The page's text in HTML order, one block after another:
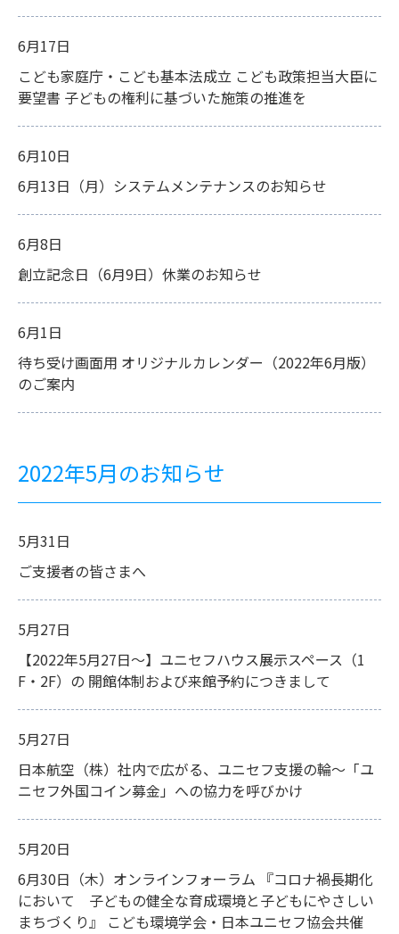
6月17日
こども家庭庁・こども基本法成立 こども政策担当大臣に
要望書 子どもの権利に基づいた施策の推進を
6月10日
6月13日（月）システムメンテナンスのお知らせ
6月8日
創立記念日（6月9日）休業のお知らせ
6月1日
待ち受け画面用 オリジナルカレンダー（2022年6月版）
のご案内
2022年5月のお知らせ
5月31日
ご支援者の皆さまへ
5月27日
【2022年5月27日～】ユニセフハウス展示スペース（1
F・2F）の 開館体制および来館予約につきまして
5月27日
日本航空（株）社内で広がる、ユニセフ支援の輪～「ユ
ニセフ外国コイン募金」への協力を呼びかけ
5月20日
6月30日（木）オンラインフォーラム 『コロナ禍長期化
において 子どもの健全な育成環境と子どもにやさしい
まちづくり』 こども環境学会・日本ユニセフ協会共催